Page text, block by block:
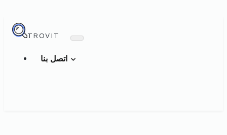
TROVIT